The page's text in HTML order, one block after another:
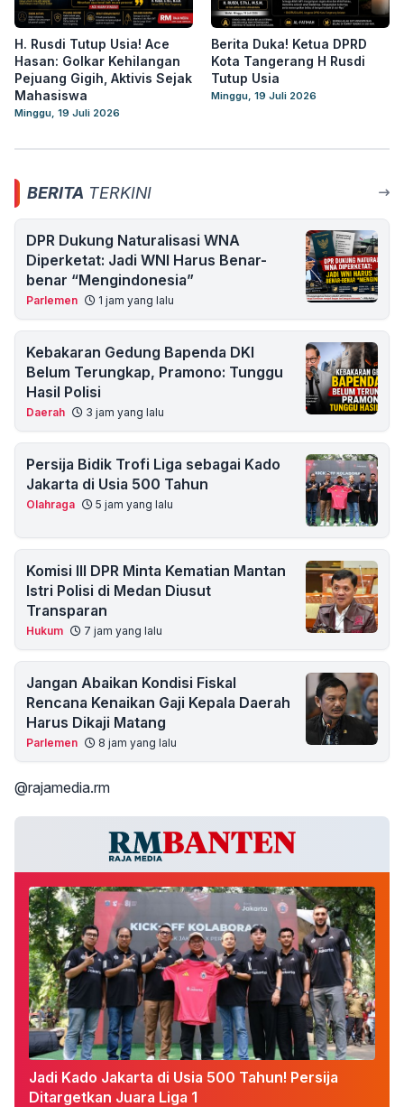
H. Rusdi Tutup Usia! Ace
Hasan: Golkar Kehilangan
Pejuang Gigih, Aktivis Sejak
Mahasiswa
Minggu, 19 Juli 2026
Berita Duka! Ketua DPRD
Kota Tangerang H Rusdi
Tutup Usia
Minggu, 19 Juli 2026
BERITA TERKINI
DPR Dukung Naturalisasi WNA
Diperketat: Jadi WNI Harus Benar-
benar “Mengindonesia”
Parlemen 1 jam yang lalu
Kebakaran Gedung Bapenda DKI
Belum Terungkap, Pramono: Tunggu
Hasil Polisi
Daerah 3 jam yang lalu
Persija Bidik Trofi Liga sebagai Kado
Jakarta di Usia 500 Tahun
Olahraga 5 jam yang lalu
Komisi III DPR Minta Kematian Mantan
Istri Polisi di Medan Diusut
Transparan
Hukum 7 jam yang lalu
Jangan Abaikan Kondisi Fiskal
Rencana Kenaikan Gaji Kepala Daerah
Harus Dikaji Matang
Parlemen 8 jam yang lalu
@rajamedia.rm
Jadi Kado Jakarta di Usia 500 Tahun! Persija
Ditargetkan Juara Liga 1